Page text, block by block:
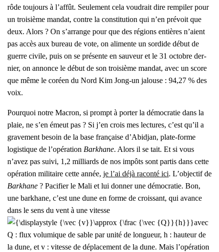
rôde tou­jours à l’af­fût. Seule­ment cela vou­drait dire rem­pi­ler pour
un troi­sième man­dat, contre la consti­tu­tion qui n’en pré­voit que
deux. Alors ? On s’arrange pour que des régions entières n’aient
pas accès aux bureau de vote, on ali­mente un sor­dide début de
guerre civile, puis on se pré­sente en sau­veur et le 31 octobre der­
nier, on annonce le début de son troi­sième man­dat, avec un score
que même le coréen du Nord Kim Jong-un jalouse : 94,27 % des
voix.
Pour­quoi notre Macron, si prompt à por­ter la démo­cra­tie dans la
plaie, ne s’en émeut pas ? Si j’en crois mes lec­tures, c’est qu’il a
gra­ve­ment besoin de la base fran­çaise d’Abidjan, plate-forme
logis­tique de l’opération Bar­khane. Alors il se tait. Et si vous
n’avez pas sui­vi, 1,2 mil­liards de nos impôts sont par­tis dans cette
opé­ra­tion mili­taire cette année, je l’ai déjà racon­té ici. L’objectif de
Bar­khane ? Paci­fier le Mali et lui don­ner une démo­cra­tie. Bon,
une bar­khane, c’est une dune en forme de crois­sant, qui avance
dans le sens du vent à une vitesse
avec
Q : flux volu­mique de sable par uni­té de lon­gueur, h : hau­teur de
la dune, et v : vitesse de dépla­ce­ment de la dune. Mais l’o­pé­ra­tion